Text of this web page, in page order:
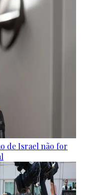
de Israel não for